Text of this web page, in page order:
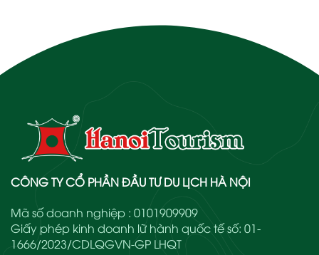
CÔNG TY CỔ PHẦN ĐẦU TƯ DU LỊCH HÀ NỘI
Mã số doanh nghiệp : 0101909909
Giấy phép kinh doanh lữ hành quốc tế số: 01-
1666/2023/CDLQGVN-GP LHQT